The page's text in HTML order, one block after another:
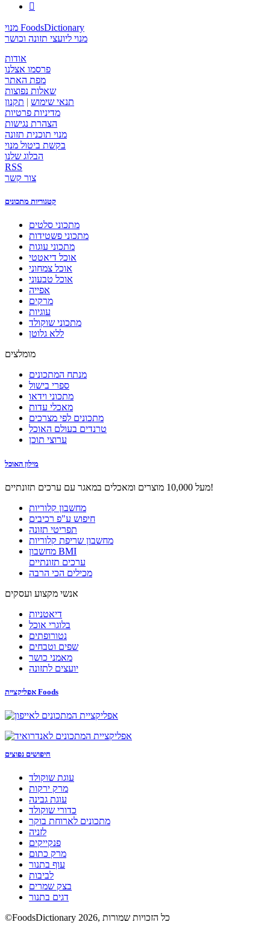

מנוי FoodsDictionary
מנוי ליועצי תזונה וכושר
אודות
פרסמו אצלנו
מפת האתר
שאלות נפוצות
תנאי שימוש | תקנון
מדיניות פרטיות
הצהרת נגישות
מנוי תוכנית תזונה
בקשת ביטול מנוי
הבלוג שלנו
RSS
צור קשר
קטגוריות מתכונים
מתכוני סלטים
מתכוני פשטידות
מתכוני עוגות
אוכל דיאטטי
אוכל צמחוני
אוכל טבעוני
אפייה
מרקים
עוגיות
מתכוני שוקולד
ללא גלוטן
מומלצים
מנתח המתכונים
ספרי בישול
מתכוני וידאו
מאכלי עדות
מתכונים לפי מצרכים
טרנדים בעולם האוכל
ערוצי תוכן
מילון האוכל
מעל 10,000 מוצרים ומאכלים במאגר עם ערכים תזונתיים!
מחשבון קלוריות
חיפוש ע"פ רכיבים
תפריטי תזונה
מחשבון שריפת קלוריות
מחשבון BMI
ערכים תזונתיים
מכילים הכי הרבה
אנשי מקצוע ועסקים
דיאטניות
בלוגרי אוכל
נטורופתים
שפים וטבחים
מאמני כושר
יועצים לתזונה
אפליקציית Foods
חיפושים נפוצים
עוגת שוקולד
מרק ירקות
עוגת גבינה
כדורי שוקולד
מתכונים לארוחת בוקר
לזניה
פנקייקים
מרק כתום
עוף בתנור
לביבות
בצק שמרים
דגים בתנור
©FoodsDictionary 2026, כל הזכויות שמורות